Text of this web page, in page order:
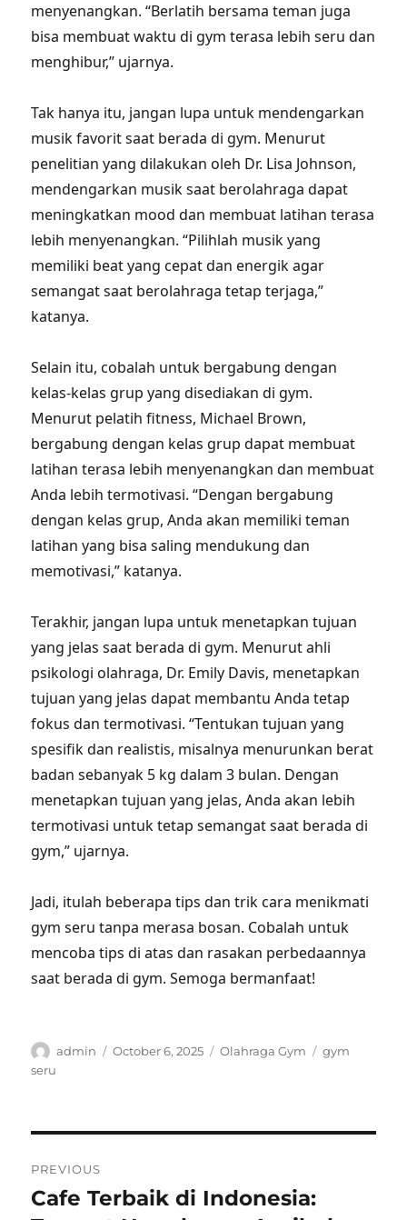
menyenangkan. “Berlatih bersama teman juga
bisa membuat waktu di gym terasa lebih seru dan
menghibur,” ujarnya.
Tak hanya itu, jangan lupa untuk mendengarkan
musik favorit saat berada di gym. Menurut
penelitian yang dilakukan oleh Dr. Lisa Johnson,
mendengarkan musik saat berolahraga dapat
meningkatkan mood dan membuat latihan terasa
lebih menyenangkan. “Pilihlah musik yang
memiliki beat yang cepat dan energik agar
semangat saat berolahraga tetap terjaga,”
katanya.
Selain itu, cobalah untuk bergabung dengan
kelas-kelas grup yang disediakan di gym.
Menurut pelatih fitness, Michael Brown,
bergabung dengan kelas grup dapat membuat
latihan terasa lebih menyenangkan dan membuat
Anda lebih termotivasi. “Dengan bergabung
dengan kelas grup, Anda akan memiliki teman
latihan yang bisa saling mendukung dan
memotivasi,” katanya.
Terakhir, jangan lupa untuk menetapkan tujuan
yang jelas saat berada di gym. Menurut ahli
psikologi olahraga, Dr. Emily Davis, menetapkan
tujuan yang jelas dapat membantu Anda tetap
fokus dan termotivasi. “Tentukan tujuan yang
spesifik dan realistis, misalnya menurunkan berat
badan sebanyak 5 kg dalam 3 bulan. Dengan
menetapkan tujuan yang jelas, Anda akan lebih
termotivasi untuk tetap semangat saat berada di
gym,” ujarnya.
Jadi, itulah beberapa tips dan trik cara menikmati
gym seru tanpa merasa bosan. Cobalah untuk
mencoba tips di atas dan rasakan perbedaannya
saat berada di gym. Semoga bermanfaat!
Author
admin
Posted
October 6, 2025 Categories
Olahraga Gym Tags
gym
seru
navigation
PREVIOUS
Previous
Cafe Terbaik di Indonesia: